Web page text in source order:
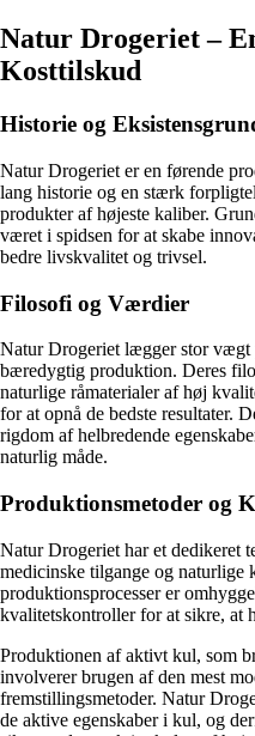
Natur Drogeriet –
Kosttilskud
Historie og
Natur Drogeriet er en førende
lang historie og en stærk
produkter af højeste kaliber.
været i spidsen for at skabe
bedre livskvalitet og trivsel.
Filosofi og Værdier
Natur Drogeriet lægger stor vægt
bæredygtig produktion. Deres
naturlige råmaterialer af høj
for at opnå de bedste resultater.
rigdom af helbredende
naturlig måde.
Produktionsmetoder og
Natur Drogeriet har et dedikeret
medicinske tilgange og naturlige
produktionsprocesser er
kvalitetskontroller for at sikre, at
Produktionen af aktivt kul, som
involverer brugen af ​​den mest
fremstillingsmetoder. Natur
de aktive egenskaber i kul, og